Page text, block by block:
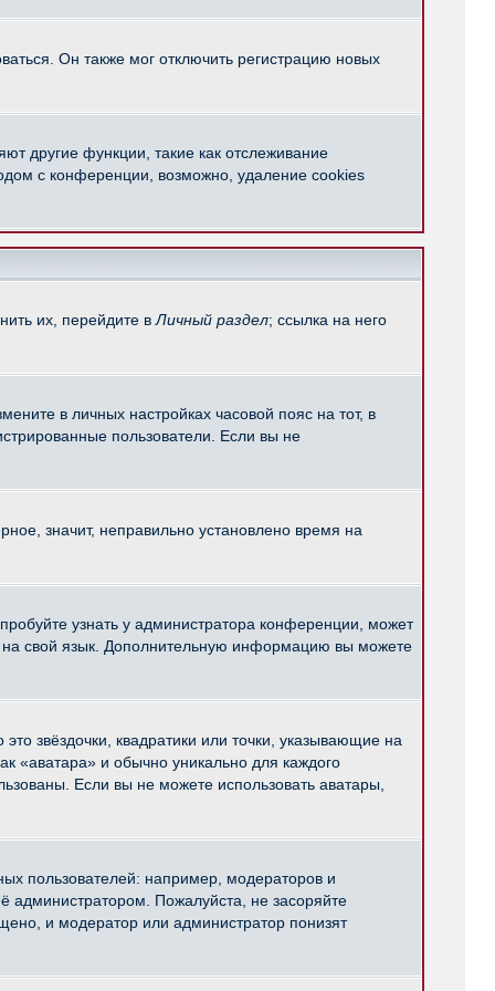
Он также мог отключить регистрацию новых
другие функции, такие как отслеживание
с конференции, возможно, удаление cookies
их, перейдите в Личный раздел; ссылка на него
в личных настройках часовой пояс на тот, в
пользователи. Если вы не
значит, неправильно установлено время на
узнать у администратора конференции, может
на свой язык. Дополнительную информацию вы можете
звёздочки, квадратики или точки, указывающие на
«аватара» и обычно уникально для каждого
Если вы не можете использовать аватары,
пользователей: например, модераторов и
администратором. Пожалуйста, не засоряйте
и модератор или администратор понизят